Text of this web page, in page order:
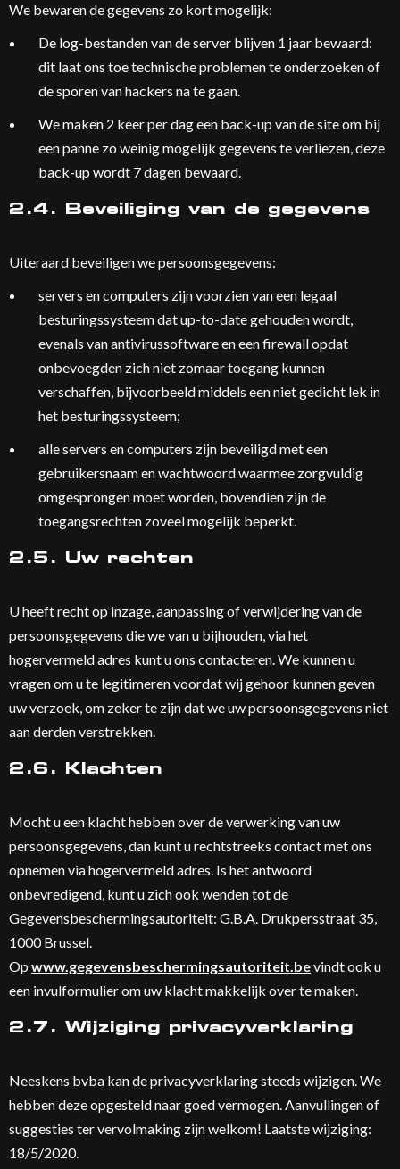
We bewaren de gegevens zo kort mogelijk:
De log-bestanden van de server blijven 1 jaar bewaard:
dit laat ons toe technische problemen te onderzoeken of
de sporen van hackers na te gaan.
We maken 2 keer per dag een back-up van de site om bij
een panne zo weinig mogelijk gegevens te verliezen, deze
back-up wordt 7 dagen bewaard.
2.4. Beveiliging van de gegevens
Uiteraard beveiligen we persoonsgegevens:
servers en computers zijn voorzien van een legaal
besturingssysteem dat up-to-date gehouden wordt,
evenals van antivirussoftware en een firewall opdat
onbevoegden zich niet zomaar toegang kunnen
verschaffen, bijvoorbeeld middels een niet gedicht lek in
het besturingssysteem;
alle servers en computers zijn beveiligd met een
gebruikersnaam en wachtwoord waarmee zorgvuldig
omgesprongen moet worden, bovendien zijn de
toegangsrechten zoveel mogelijk beperkt.
2.5. Uw rechten
U heeft recht op inzage, aanpassing of verwijdering van de
persoonsgegevens die we van u bijhouden, via het
hogervermeld adres kunt u ons contacteren. We kunnen u
vragen om u te legitimeren voordat wij gehoor kunnen geven
uw verzoek, om zeker te zijn dat we uw persoonsgegevens niet
aan derden verstrekken.
2.6. Klachten
Mocht u een klacht hebben over de verwerking van uw
persoonsgegevens, dan kunt u rechtstreeks contact met ons
opnemen via hogervermeld adres. Is het antwoord
onbevredigend, kunt u zich ook wenden tot de
Gegevensbeschermingsautoriteit: G.B.A. Drukpersstraat 35,
1000 Brussel.
Op www.gegevensbeschermingsautoriteit.bevindt ook u
een invulformulier om uw klacht makkelijk over te maken.
2.7. Wijziging privacyverklaring
Neeskens bvba kan de privacyverklaring steeds wijzigen. We
hebben deze opgesteld naar goed vermogen. Aanvullingen of
suggesties ter vervolmaking zijn welkom! Laatste wijziging:
18/5/2020.